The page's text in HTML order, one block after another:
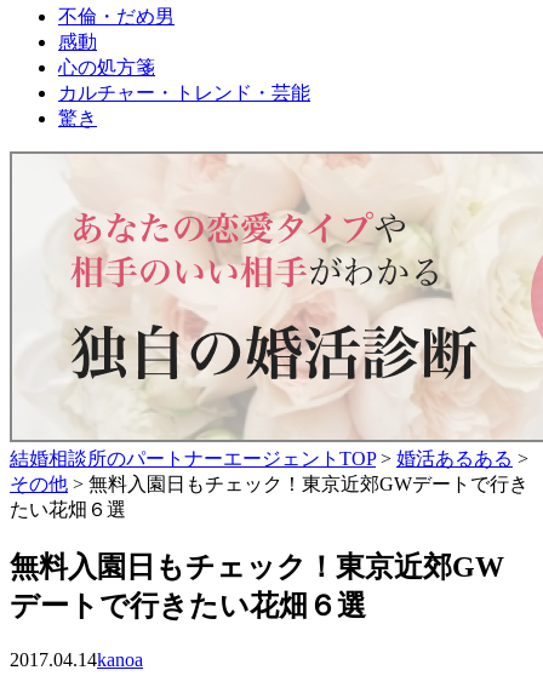
不倫・だめ男
感動
心の処方箋
カルチャー・トレンド・芸能
驚き
結婚相談所のパートナーエージェントTOP> 婚活あるある >
その他 > 無料入園日もチェック！東京近郊GWデートで行き
たい花畑６選
無料入園日もチェック！東京近郊GW
デートで行きたい花畑６選
2017.04.14kanoa